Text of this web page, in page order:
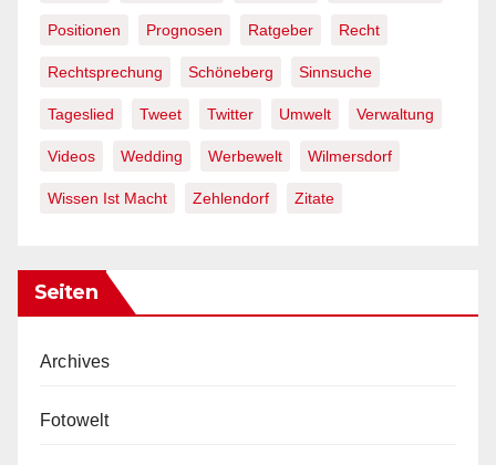
Positionen Prognosen Ratgeber Recht
Rechtsprechung Schöneberg Sinnsuche
Tageslied Tweet Twitter Umwelt Verwaltung
Videos Wedding Werbewelt Wilmersdorf
Wissen Ist Macht Zehlendorf Zitate
Seiten
Archives
Fotowelt